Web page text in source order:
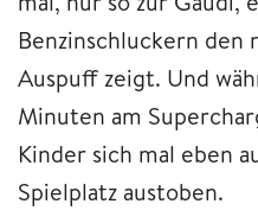
Benzinschluckern den
Auspuff zeigt. Und
Minuten am
Kinder sich mal eben
Spielplatz austoben.